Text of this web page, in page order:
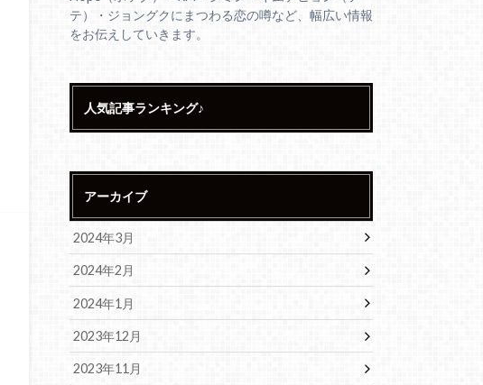
テ）・ジョングクにまつわる恋の噂など、幅広い情報
をお伝えしていきます。
人気記事ランキング♪
アーカイブ
2024年3月
2024年2月
2024年1月
2023年12月
2023年11月